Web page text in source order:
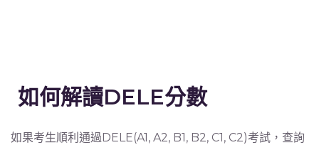
如何解讀DELE分數
如果考生順利通過DELE(A1, A2, B1, B2, C1, C2)考試，查詢